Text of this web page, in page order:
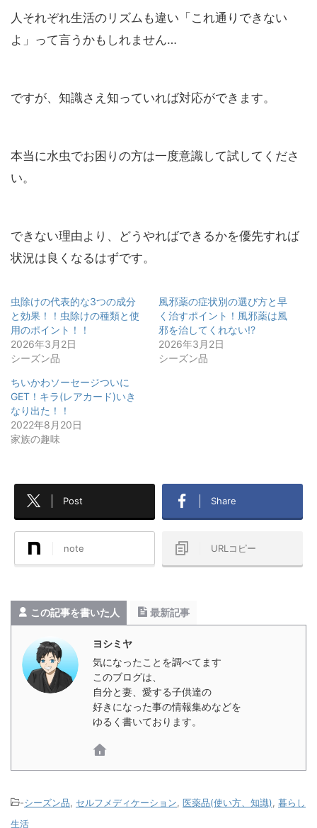
人それぞれ生活のリズムも違い「これ通りできない
よ」って言うかもしれません…
ですが、知識さえ知っていれば対応ができます。
本当に水虫でお困りの方は一度意識して試してくださ
い。
できない理由より、どうやればできるかを優先すれば
状況は良くなるはずです。
虫除けの代表的な3つの成分
と効果！！虫除けの種類と使
用のポイント！！
2026年3月2日
シーズン品
風邪薬の症状別の選び方と早
く治すポイント！風邪薬は風
邪を治してくれない!?
2026年3月2日
シーズン品
ちいかわソーセージついに
GET！キラ(レアカード)いき
なり出た！！
2022年8月20日
家族の趣味
この記事を書いた人 最新記事
ヨシミヤ
気になったことを調べてます
このブログは、
自分と妻、愛する子供達の
好きになった事の情報集めなどを